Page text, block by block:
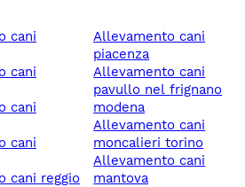
allevamento cani
piacenza
allevamento cani
pavullo nel frignano
modena
allevamento cani
moncalieri torino
allevamento cani
mantova